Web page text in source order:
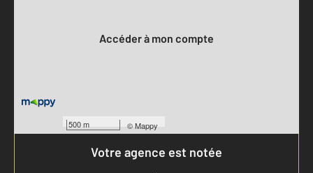
500 m ©Mappy
Accéder à mon compte
Votre agence est notée